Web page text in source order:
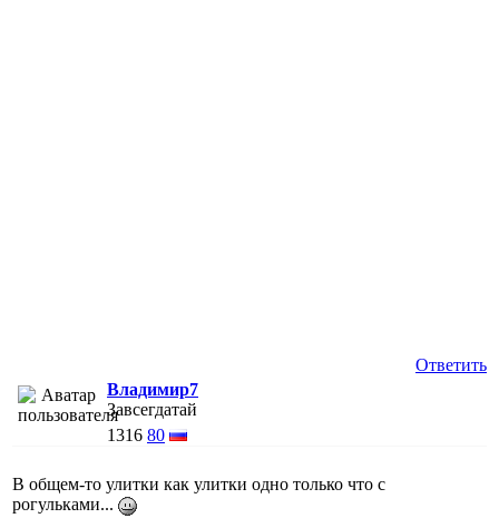
Ответить
Владимир7
Завсегдатай
1316 80
В общем-то улитки как улитки одно только что с
рогульками...